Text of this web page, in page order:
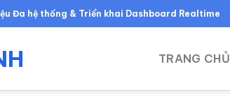
Đa hệ thống & Triển khai Dashboard Realtime
TRANG CHỦ